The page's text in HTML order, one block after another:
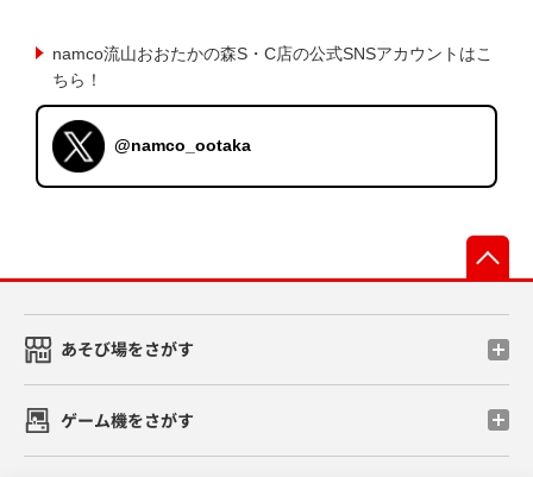
namco流山おおたかの森S・C店の公式SNSアカウントはこ
ちら！
@namco_ootaka
あそび場をさがす
ゲーム機をさがす